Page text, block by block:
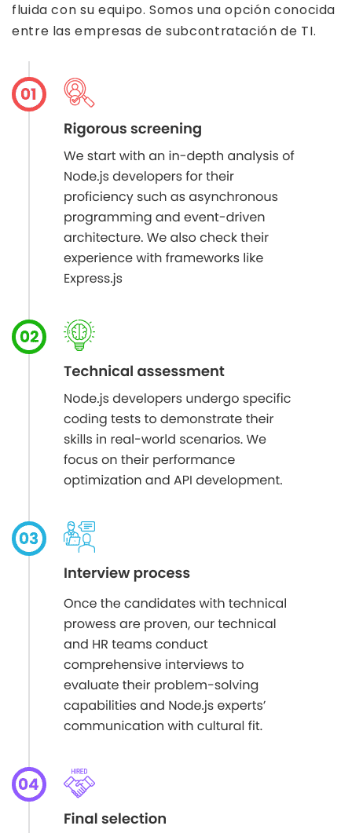
fluida con su equipo. Somos una opción conocida
entre las empresas de subcontratación de TI.